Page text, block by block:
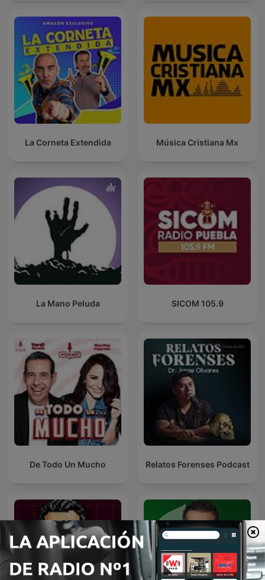
La Corneta Extendida Música Cristiana Mx
La Mano Peluda SICOM 105.9
De Todo Un Mucho Relatos Forenses Podcast